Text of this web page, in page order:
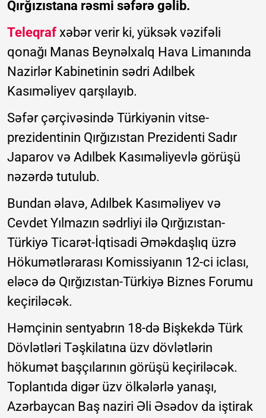
Qırğızıstana rəsmi səfərə gəlib.
Teleqraf xəbər verir ki, yüksək vəzifəli
qonağı Manas Beynəlxalq Hava Limanında
Nazirlər Kabinetinin sədri Adılbek
Kasıməliyev qarşılayıb.
Səfər çərçivəsində Türkiyənin vitse-
prezidentinin Qırğızıstan Prezidenti Sadır
Japarov və Adılbek Kasıməliyevlə görüşü
nəzərdə tutulub.
Bundan əlavə, Adılbek Kasıməliyev və
Cevdet Yılmazın sədrliyi ilə Qırğızıstan-
Türkiyə Ticarət-İqtisadi Əməkdaşlıq üzrə
Hökumətlərarası Komissiyanın 12-ci iclası,
eləcə də Qırğızıstan-Türkiyə Biznes Forumu
keçiriləcək.
Həmçinin sentyabrın 18-də Bişkekdə Türk
Dövlətləri Təşkilatına üzv dövlətlərin
hökumət başçılarının görüşü keçiriləcək.
Toplantıda digər üzv ölkələrlə yanaşı,
Azərbaycan Baş naziri Əli Əsədov da iştirak